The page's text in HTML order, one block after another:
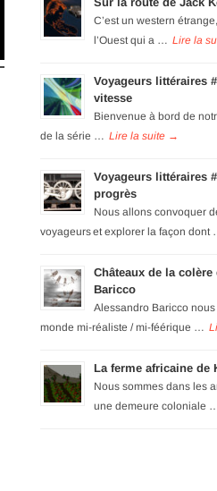
C’est un western
l’Ouest qui a …
Voyageurs littéraires
vitesse
Bienvenue à bord de
de la série …
Voyageurs littéraires
progrès
Nous allons convoquer
voyageurs et explorer la façon dont
Châteaux de la colère
Baricco
Alessandro Baricco
monde mi-réaliste / mi-féérique …
La ferme africaine de
Nous sommes dans les
une demeure coloniale